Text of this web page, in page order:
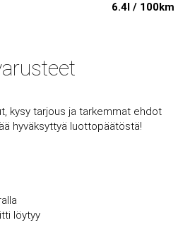
6.4l / 100km
kysy tarjous ja tarkemmat ehdot
hyväksyttyä luottopäätöstä!
löytyy